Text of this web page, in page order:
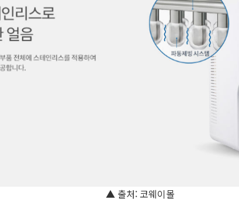
▲ 출처: 코웨이몰